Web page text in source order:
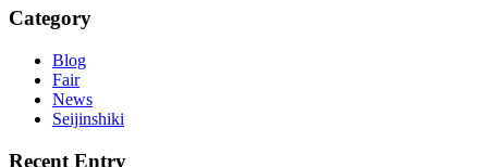
Category
Blog
Fair
News
Seijinshiki
Recent Entry